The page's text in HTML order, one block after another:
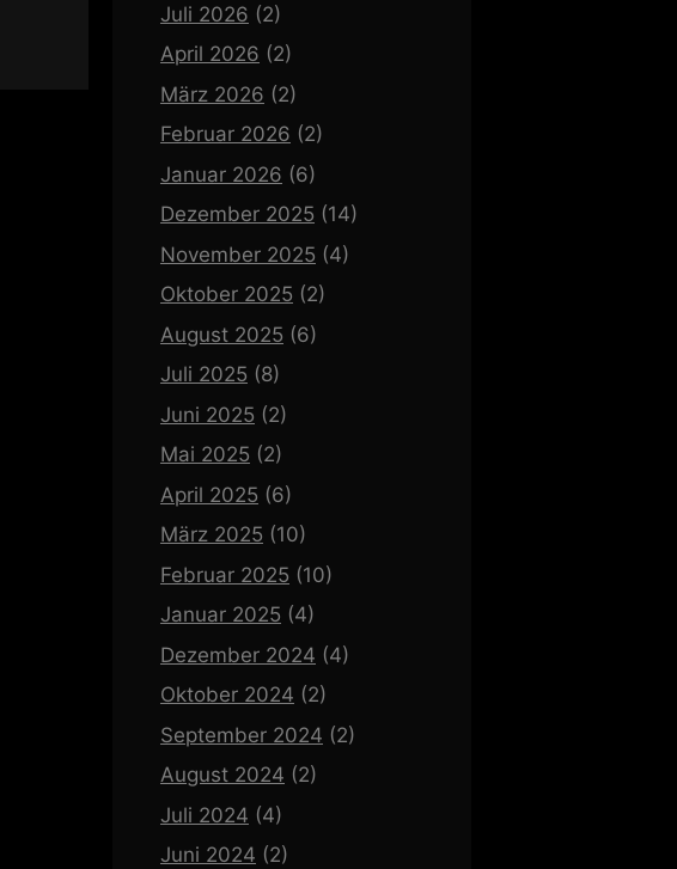
Juli 2026 (2)
April 2026 (2)
März 2026 (2)
Februar 2026 (2)
Januar 2026 (6)
Dezember 2025 (14)
November 2025 (4)
Oktober 2025 (2)
August 2025 (6)
Juli 2025 (8)
Juni 2025 (2)
Mai 2025 (2)
April 2025 (6)
März 2025 (10)
Februar 2025 (10)
Januar 2025 (4)
Dezember 2024 (4)
Oktober 2024 (2)
September 2024 (2)
August 2024 (2)
Juli 2024 (4)
Juni 2024 (2)